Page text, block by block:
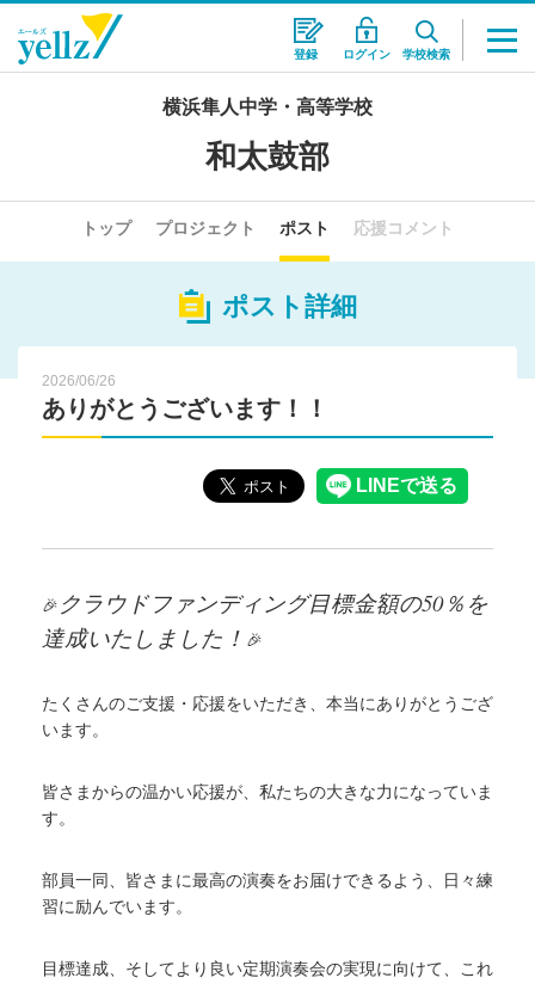
登録 ログイン 学校検索
横浜隼人中学・高等学校
和太鼓部
トップ プロジェクト ポスト 応援コメント
ポスト詳細
2026/06/26
ありがとうございます！！
🎉 クラウドファンディング目標金額の50％を
達成いたしました！ 🎉
たくさんのご支援・応援をいただき、本当にありがとうござ
います。
皆さまからの温かい応援が、私たちの大きな力になっていま
す。
部員一同、皆さまに最高の演奏をお届けできるよう、日々練
習に励んでいます。
目標達成、そしてより良い定期演奏会の実現に向けて、これ